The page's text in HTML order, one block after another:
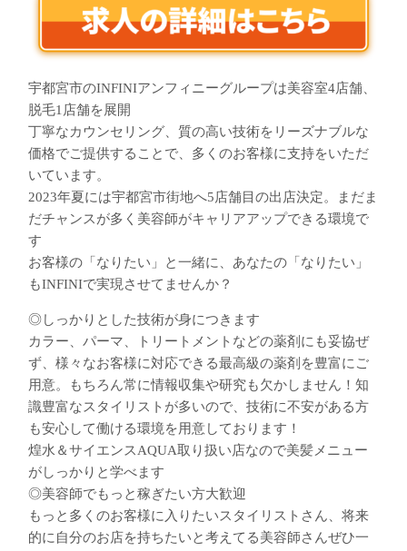
宇都宮市のINFINIアンフィニーグループは美容室4店舗、
脱毛1店舗を展開
丁寧なカウンセリング、質の高い技術をリーズナブルな
価格でご提供することで、多くのお客様に支持をいただ
いています。
2023年夏には宇都宮市街地へ5店舗目の出店決定。まだま
だチャンスが多く美容師がキャリアアップできる環境で
す
お客様の「なりたい」と一緒に、あなたの「なりたい」
もINFINIで実現させてませんか？
◎しっかりとした技術が身につきます
カラー、パーマ、トリートメントなどの薬剤にも妥協ぜ
ず、様々なお客様に対応できる最高級の薬剤を豊富にご
用意。もちろん常に情報収集や研究も欠かしません！知
識豊富なスタイリストが多いので、技術に不安がある方
も安心して働ける環境を用意しております！
煌水＆サイエンスAQUA取り扱い店なので美髪メニュー
がしっかりと学べます
◎美容師でもっと稼ぎたい方大歓迎
もっと多くのお客様に入りたいスタイリストさん、将来
的に自分のお店を持ちたいと考えてる美容師さんぜひ一